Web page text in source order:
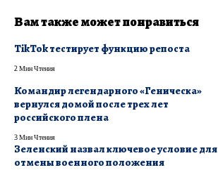
Вам также может понравиться
TikTok тестирует функцию репоста
2 Мин Чтения
Командир легендарного «Геническа»
вернулся домой после трех лет
российского плена
3 Мин Чтения
Зеленский назвал ключевое условие для
отмены военного положения